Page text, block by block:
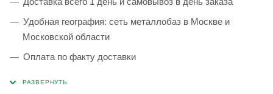
Удобная география: сеть металлобаз в Москве и
Московской области
Оплата по факту доставки